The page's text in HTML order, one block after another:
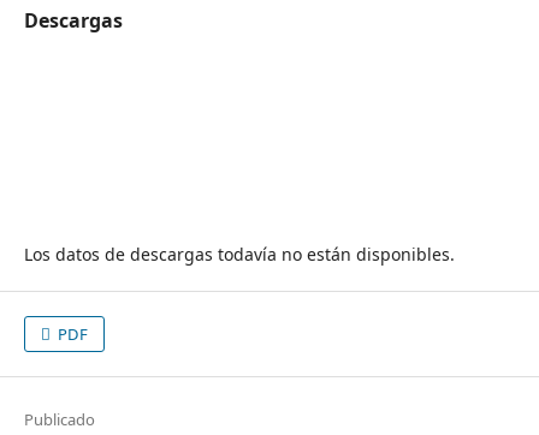
Descargas
Los datos de descargas todavía no están disponibles.
PDF
Publicado